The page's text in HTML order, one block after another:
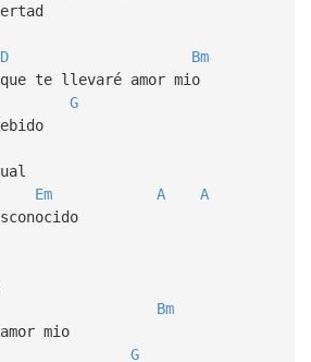
D
Bm
que te llevaré amor mio
G
Em A
A
Bm
mio
G